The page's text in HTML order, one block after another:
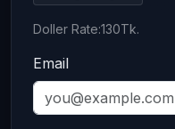
Doller Rate:130Tk.
Email